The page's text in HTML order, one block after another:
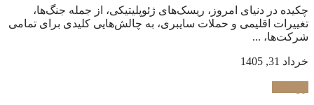
چکیده در دنیای امروز، ریسک‌های ژئوپلیتیکی، از جمله جنگ‌ها،
تغییرات اقلیمی و حملات سایبری، به چالش‌هایی کلیدی برای تمامی
شرکت‌ها، ...
خرداد 31, 1405